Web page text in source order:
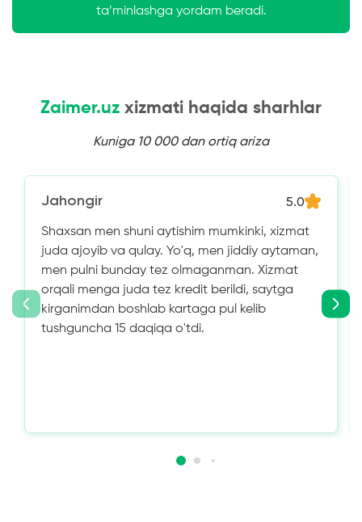
ta’minlashga yordam beradi.
Zaimer.uz xizmati haqida sharhlar
Kuniga 10 000 dan ortiq ariza
Jahongir 5.0
Shaxsan men shuni aytishim mumkinki, xizmat
juda ajoyib va ​​qulay. Yo'q, men jiddiy aytaman,
men pulni bunday tez olmaganman. Xizmat
orqali menga juda tez kredit berildi, saytga
kirganimdan boshlab kartaga pul kelib
tushguncha 15 daqiqa o'tdi.